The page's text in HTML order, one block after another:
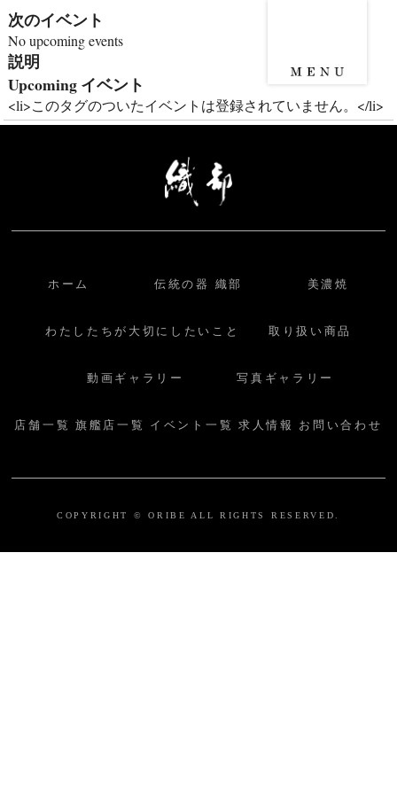
次のイベント
No upcoming events
説明
Upcoming イベント
<li>このタグのついたイベントは登録されていません。</li>
ホーム 伝統の器 織部 美濃焼
わたしたちが大切にしたいこと 取り扱い商品
動画ギャラリー 写真ギャラリー
店舗一覧 旗艦店一覧 イベント一覧 求人情報 お問い合わせ
COPYRIGHT © ORIBE ALL RIGHTS RESERVED.